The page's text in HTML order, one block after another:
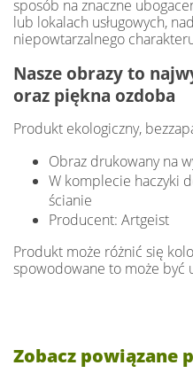
sposób na znaczne
lub lokalach usługowych,
niepowtarzalnego
Nasze obrazy to
oraz piękna ozdoba
Produkt ekologiczny,
Obraz drukowany na
W komplecie haczyki
ścianie
Producent: Artgeist
Produkt może różnić się
spowodowane to może być
Zobacz powiązane